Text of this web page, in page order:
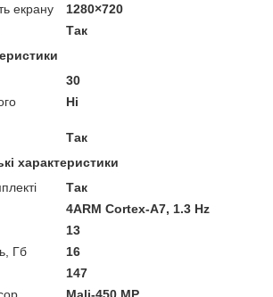
екрану
1280×720
Так
30
Ні
Так
характеристики
Так
4ARM Cortex-A7, 1.3 Hz
13
Гб
16
147
Mali-450 MP